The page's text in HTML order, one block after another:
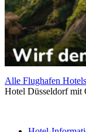
Alle Flughafen Hotels
Hotel Düsseldorf mit